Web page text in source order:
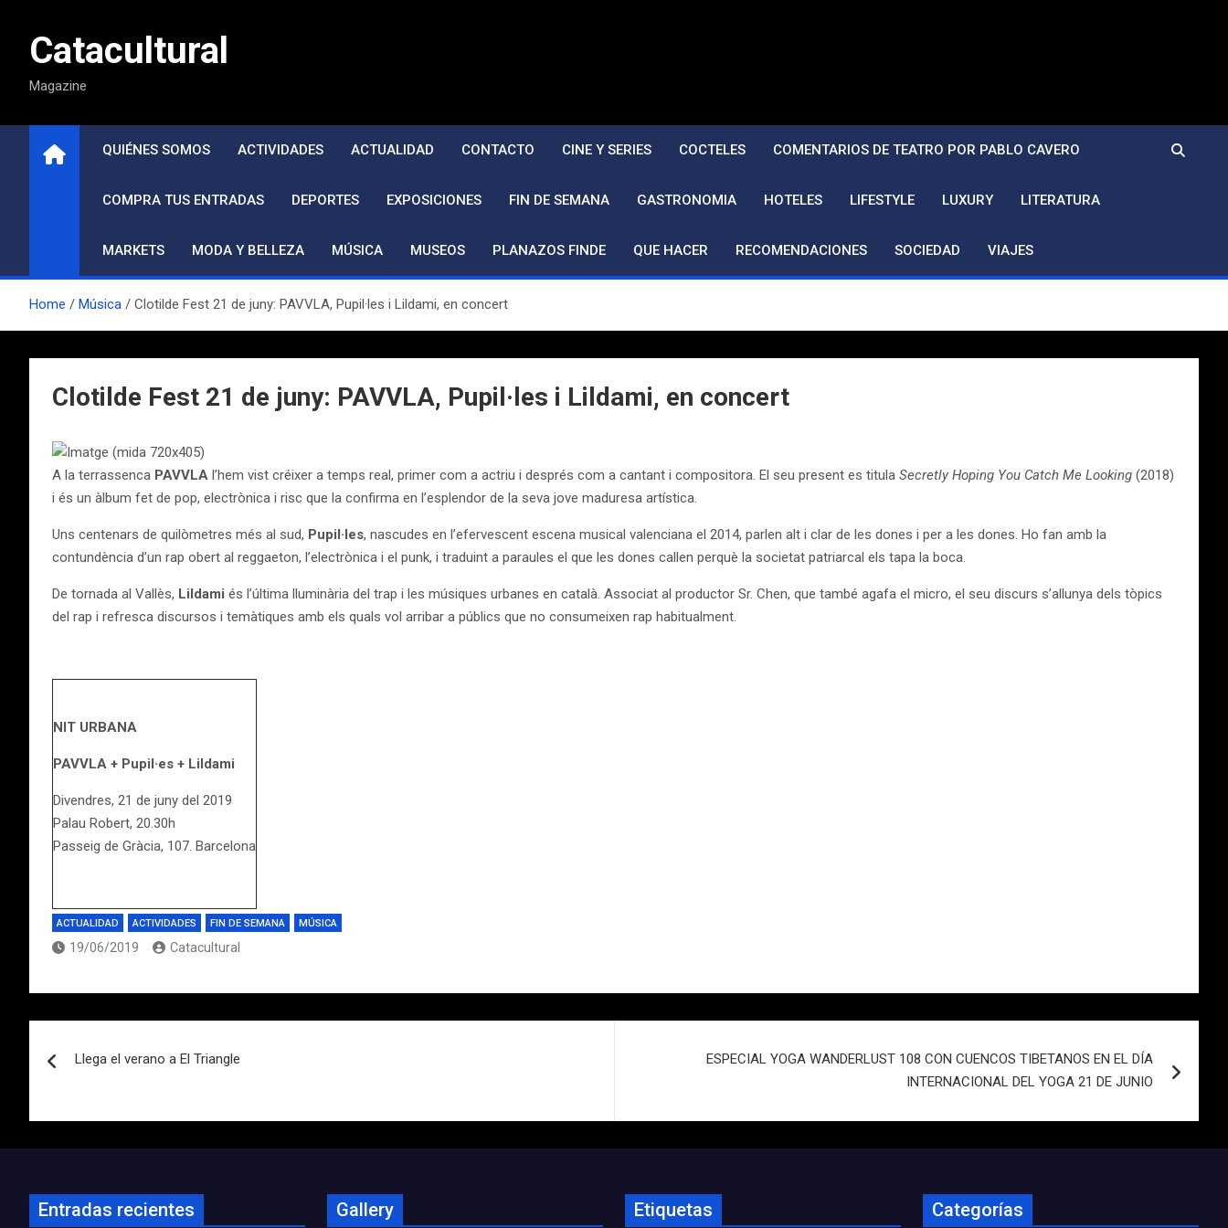
contenidoCatacultural
Magazine
QUIÉNES SOMOS ACTIVIDADES ACTUALIDAD CONTACTO CINE Y SERIES COCTELES COMENTARIOS DE TEATRO POR PABLO CAVERO
COMPRA TUS ENTRADAS DEPORTES EXPOSICIONES FIN DE SEMANA GASTRONOMIA HOTELES LIFESTYLE LUXURY LITERATURA
MARKETS MODA Y BELLEZA MÚSICA MUSEOS PLANAZOS FINDE QUE HACER RECOMENDACIONES SOCIEDAD VIAJES
Home Música Clotilde Fest 21 de juny: PAVVLA, Pupil·les i Lildami, en concert
Clotilde Fest 21 de juny: PAVVLA, Pupil·les i Lildami, en concert
A la terrassenca PAVVLA l’hem vist créixer a temps real, primer com a actriu i després com a cantant i compositora. El seu present es titula Secretly Hoping You Catch Me Looking (2018)
i és un àlbum fet de pop, electrònica i risc que la confirma en l’esplendor de la seva jove maduresa artística.
Uns centenars de quilòmetres més al sud, Pupil·les, nascudes en l’efervescent escena musical valenciana el 2014, parlen alt i clar de les dones i per a les dones. Ho fan amb la
contundència d’un rap obert al reggaeton, l’electrònica i el punk, i traduint a paraules el que les dones callen perquè la societat patriarcal els tapa la boca.
De tornada al Vallès, Lildami és l’última lluminària del trap i les músiques urbanes en català. Associat al productor Sr. Chen, que també agafa el micro, el seu discurs s’allunya dels tòpics
del rap i refresca discursos i temàtiques amb els quals vol arribar a públics que no consumeixen rap habitualment.
NIT URBANA
PAVVLA + Pupil·es + Lildami
Divendres, 21 de juny del 2019
Palau Robert, 20.30h
Passeig de Gràcia, 107. Barcelona
ACTUALIDAD ACTIVIDADES FIN DE SEMANA MÚSICA
19/06/2019 Catacultural
de
entradas
Llega el verano a El Triangle
ESPECIAL YOGA WANDERLUST 108 CON CUENCOS TIBETANOS EN EL DÍA
INTERNACIONAL DEL YOGA 21 DE JUNIO
Entradas recientes Gallery Etiquetas Categorías